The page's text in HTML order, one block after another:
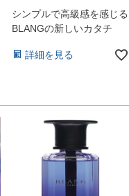
シンプルで高級感を感じる
BLANGの新しいカタチ
詳細を見る